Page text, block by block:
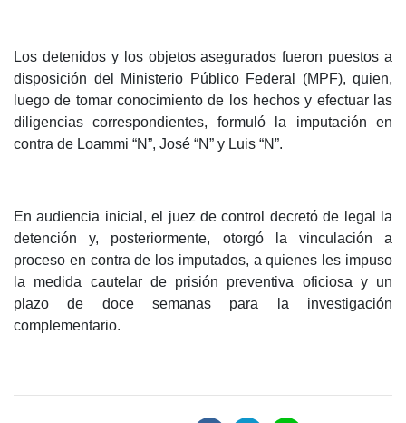
Los detenidos y los objetos asegurados fueron puestos a
disposición del Ministerio Público Federal (MPF), quien,
luego de tomar conocimiento de los hechos y efectuar las
diligencias correspondientes, formuló la imputación en
contra de Loammi “N”, José “N” y Luis “N”.
En audiencia inicial, el juez de control decretó de legal la
detención y, posteriormente, otorgó la vinculación a
proceso en contra de los imputados, a quienes les impuso
la medida cautelar de prisión preventiva oficiosa y un
plazo de doce semanas para la investigación
complementario.